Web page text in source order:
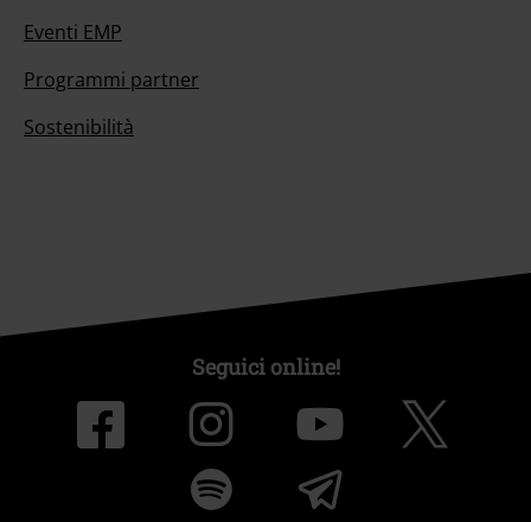
Eventi EMP
Programmi partner
Sostenibilità
Seguici online!